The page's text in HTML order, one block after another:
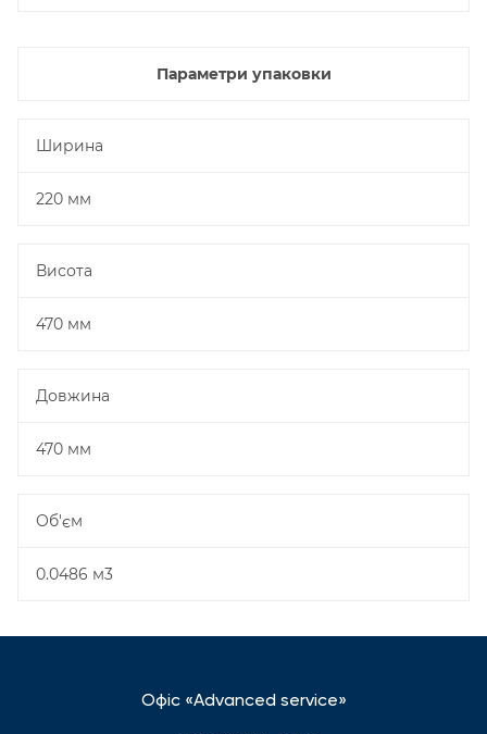
Параметри упаковки
Ширина
220 мм
Висота
470 мм
Довжина
470 мм
Об'єм
0.0486 м3
Офіс «Advanced service»